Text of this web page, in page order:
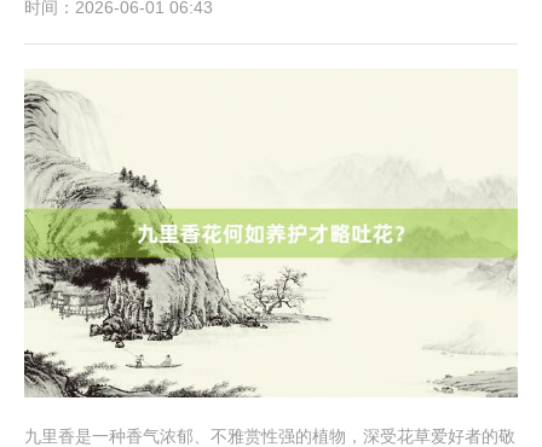
时间：2026-06-01 06:43
九里香是一种香气浓郁、不雅赏性强的植物，深受花草爱好者的敬